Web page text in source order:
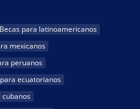
Becas para latinoamericanos
mexicanos
peruanos
ecuatorianos
cubanos